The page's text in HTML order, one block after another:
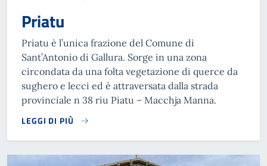
Priatu
Priatu è l’unica frazione del Comune di
Sant’Antonio di Gallura. Sorge in una zona
circondata da una folta vegetazione di querce da
sughero e lecci ed è attraversata dalla strada
provinciale n 38 riu Piatu – Macchja Manna.
LEGGI DI PIÙ